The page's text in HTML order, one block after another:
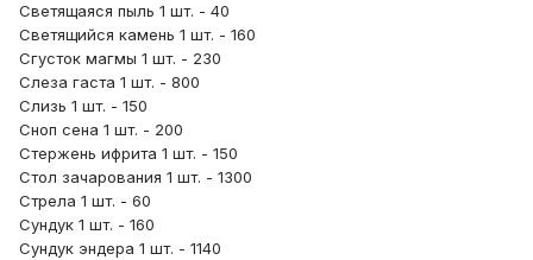
Светящаяся пыль 1 шт. - 40
Светящийся камень 1 шт. - 160
Сгусток магмы 1 шт. - 230
Слеза гаста 1 шт. - 800
Слизь 1 шт. - 150
Сноп сена 1 шт. - 200
Стержень ифрита 1 шт. - 150
Стол зачарования 1 шт. - 1300
Стрела 1 шт. - 60
Сундук 1 шт. - 160
Сундук эндера 1 шт. - 1140